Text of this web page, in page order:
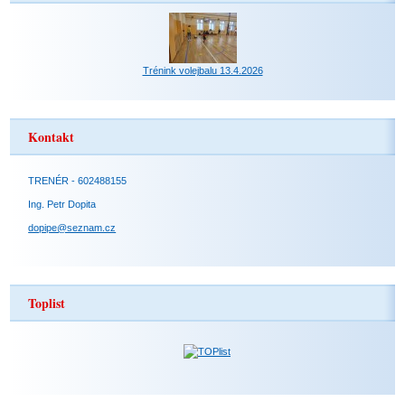
Trénink volejbalu 13.4.2026
Kontakt
TRENÉR - 602488155
Ing. Petr Dopita
dopipe@seznam.cz
Toplist